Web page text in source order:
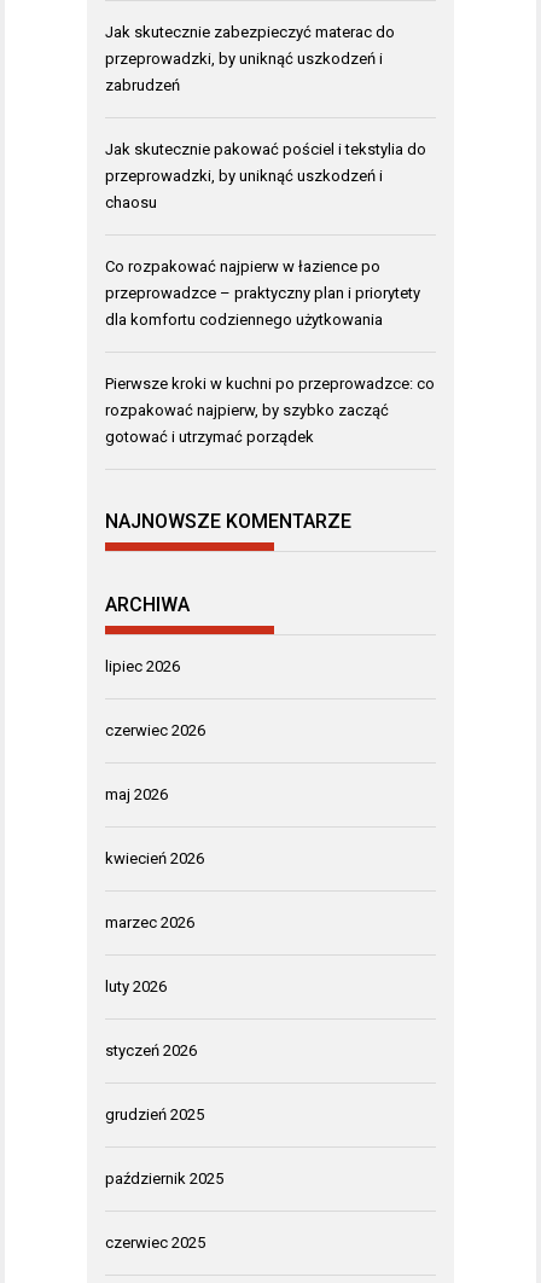
Jak skutecznie zabezpieczyć materac do
przeprowadzki, by uniknąć uszkodzeń i
zabrudzeń
Jak skutecznie pakować pościel i tekstylia do
przeprowadzki, by uniknąć uszkodzeń i
chaosu
Co rozpakować najpierw w łazience po
przeprowadzce – praktyczny plan i priorytety
dla komfortu codziennego użytkowania
Pierwsze kroki w kuchni po przeprowadzce: co
rozpakować najpierw, by szybko zacząć
gotować i utrzymać porządek
NAJNOWSZE KOMENTARZE
ARCHIWA
lipiec 2026
czerwiec 2026
maj 2026
kwiecień 2026
marzec 2026
luty 2026
styczeń 2026
grudzień 2025
październik 2025
czerwiec 2025